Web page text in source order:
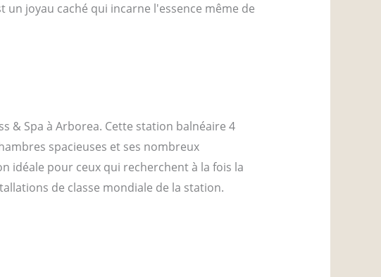
joyau caché qui incarne l'essence même de
& Spa à Arborea. Cette station balnéaire 4
spacieuses et ses nombreux
idéale pour ceux qui recherchent à la fois la
de classe mondiale de la station.